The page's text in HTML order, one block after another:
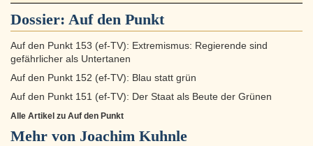
Dossier: Auf den Punkt
Auf den Punkt 153 (ef-TV): Extremismus: Regierende sind
gefährlicher als Untertanen
Auf den Punkt 152 (ef-TV): Blau statt grün
Auf den Punkt 151 (ef-TV): Der Staat als Beute der Grünen
Alle Artikel zu Auf den Punkt
Mehr von Joachim Kuhnle